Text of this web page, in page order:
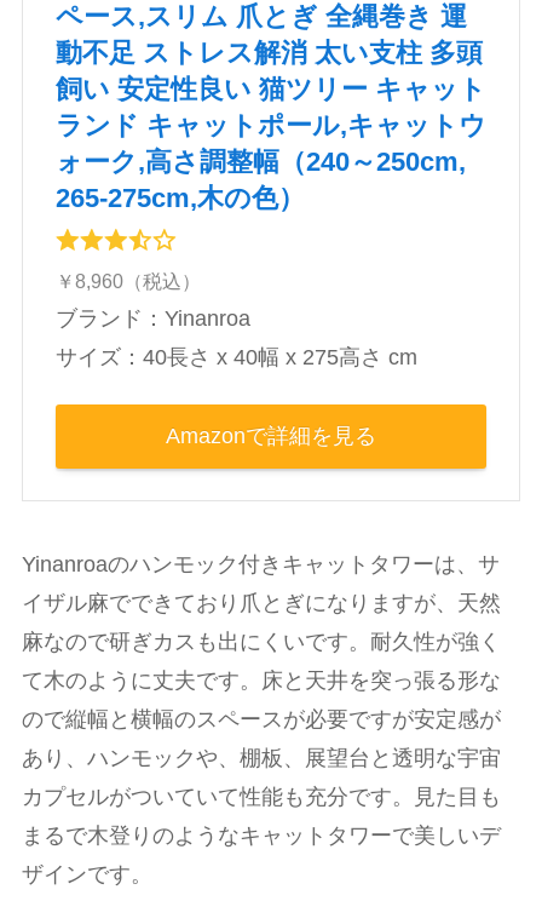
ペース,スリム 爪とぎ 全縄巻き 運
動不足 ストレス解消 太い支柱 多頭
飼い 安定性良い 猫ツリー キャット
ランド キャットポール,キャットウ
ォーク,高さ調整幅（240～250cm,
265-275cm,木の色）
￥8,960（税込）
ブランド：Yinanroa
サイズ：40長さ x 40幅 x 275高さ cm
Amazonで詳細を見る
Yinanroaのハンモック付きキャットタワーは、サ
イザル麻でできており爪とぎになりますが、天然
麻なので研ぎカスも出にくいです。耐久性が強く
て木のように丈夫です。床と天井を突っ張る形な
ので縦幅と横幅のスペースが必要ですが安定感が
あり、ハンモックや、棚板、展望台と透明な宇宙
カプセルがついていて性能も充分です。見た目も
まるで木登りのようなキャットタワーで美しいデ
ザインです。